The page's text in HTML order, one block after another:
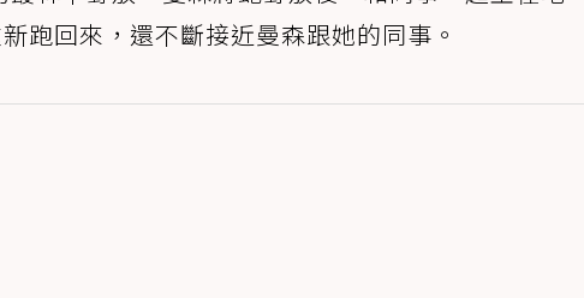
跑回來，還不斷接近曼森跟她的同事。